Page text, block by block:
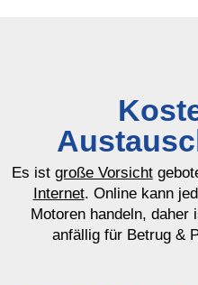
Es ist große Vorsicht
Internet. Online kann
Motoren handeln,
anfällig für Betrug &